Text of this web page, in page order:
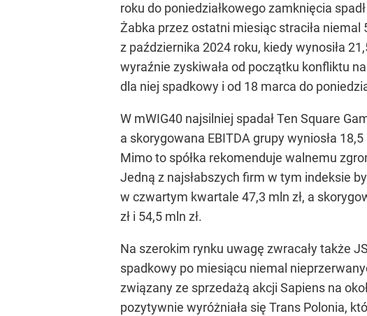
roku do poniedziałkowego zamknięcia
Żabka przez ostatni miesiąc straciła niemal
z października 2024 roku, kiedy wynosiła
wyraźnie zyskiwała od początku konfliktu
dla niej spadkowy i od 18 marca do
W mWIG40 najsilniej spadał Ten Square
a skorygowana EBITDA grupy wyniosła
Mimo to spółka rekomenduje walnemu
Jedną z najsłabszych firm w tym indeksie
w czwartym kwartale 47,3 mln zł, a
zł i 54,5 mln zł.
Na szerokim rynku uwagę zwracały także
spadkowy po miesiącu niemal
związany ze sprzedażą akcji Sapiens na
pozytywnie wyróżniała się Trans Polonia,